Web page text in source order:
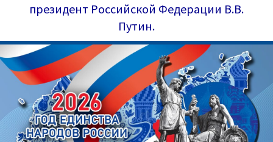
президент Российской Федерации В.В.
Путин.